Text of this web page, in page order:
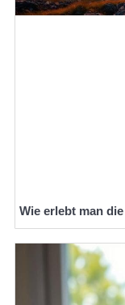
Wie erlebt man